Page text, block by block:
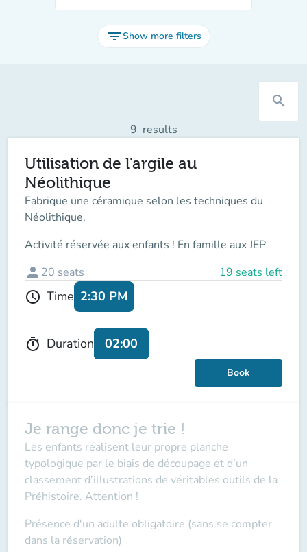
filter_listShow more filters
search
9 results
Utilisation de l'argile au
Néolithique
Fabrique une céramique selon les techniques du
Néolithique.
Activité réservée aux enfants ! En famille aux JEP
person 20 seats 19 seats left
schedule Time 2:30 PM
timer Duration 02:00
Book
Je range donc je trie !
Les enfants réalisent leur propre planche
typologique par le biais de découpage et d’un
classement d’illustrations de véritables outils de la
Préhistoire. Attention !
Présence d'un adulte obligatoire (sans se compter
dans la réservation)